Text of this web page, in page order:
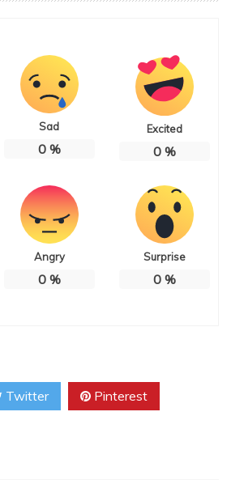
Sad
0%
Excited
0%
Angry
0%
Surprise
0%
Twitter Pinterest